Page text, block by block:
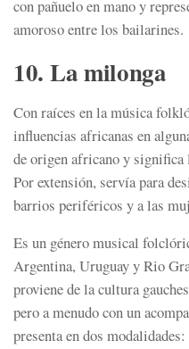
con pañuelo en mano y
amoroso entre los bailarines.
10. La milonga
Con raíces en la música
influencias africanas en
de origen africano y significa
Por extensión, servía para
barrios periféricos y a las
Es un género musical
Argentina, Uruguay y Rio
proviene de la cultura
pero a menudo con un
presenta en dos